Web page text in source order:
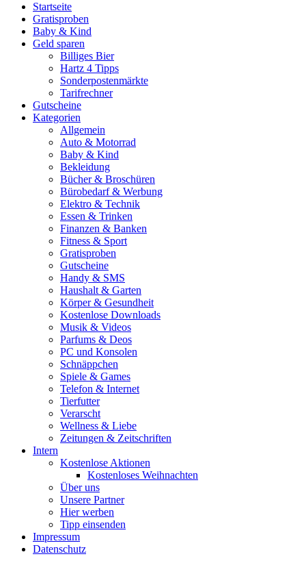
Startseite
Gratisproben
Baby & Kind
Geld sparen
Billiges Bier
Hartz 4 Tipps
Sonderpostenmärkte
Tarifrechner
Gutscheine
Kategorien
Allgemein
Auto & Motorrad
Baby & Kind
Bekleidung
Bücher & Broschüren
Bürobedarf & Werbung
Elektro & Technik
Essen & Trinken
Finanzen & Banken
Fitness & Sport
Gratisproben
Gutscheine
Handy & SMS
Haushalt & Garten
Körper & Gesundheit
Kostenlose Downloads
Musik & Videos
Parfums & Deos
PC und Konsolen
Schnäppchen
Spiele & Games
Telefon & Internet
Tierfutter
Verarscht
Wellness & Liebe
Zeitungen & Zeitschriften
Intern
Kostenlose Aktionen
Kostenloses Weihnachten
Über uns
Unsere Partner
Hier werben
Tipp einsenden
Impressum
Datenschutz